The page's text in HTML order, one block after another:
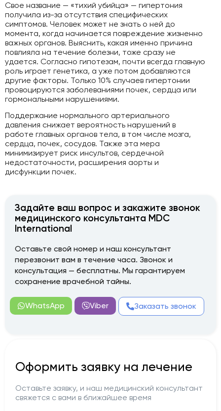
Свое название — «тихий убийца» — гипертония
получила из-за отсутствия специфических
симптомов. Человек может не знать о ней до
момента, когда начинается повреждение жизненно
важных органов. Выяснить, какая именно причина
повлияла на течение болезни, тоже сразу не
удается. Согласно гипотезам, почти всегда главную
роль играет генетика, а уже потом добавляются
другие факторы. Только 10% случаев гипертонии
провоцируются заболеваниями почек, сердца или
гормональными нарушениями.
Поддержание нормального артериального
давления снижает вероятность нарушений в
работе главных органов тела, в том числе мозга,
сердца, почек, сосудов. Также эта мера
минимизирует риск инсультов, сердечной
недостаточности, расширения аорты и
дисфункции почек.
Задайте ваш вопрос и закажите звонок
медицинского консультанта MDC
International
Оставьте свой номер и наш консультант
перезвонит вам в течение часа. Звонок и
консультация — бесплатны. Мы гарантируем
сохранение врачебной тайны.
WhatsApp Viber Заказать звонок
Оформить заявку на лечение
Оставьте заявку, и наш медицинский консультант
свяжется с вами в ближайшее время